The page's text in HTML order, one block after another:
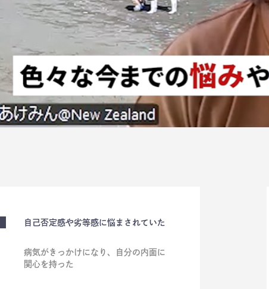
自己否定感や劣等感に悩まされていた
病気がきっかけになり、自分の内面に
関心を持った